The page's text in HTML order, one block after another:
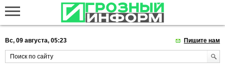
Вс, 09 августа, 05:23 Пишите нам